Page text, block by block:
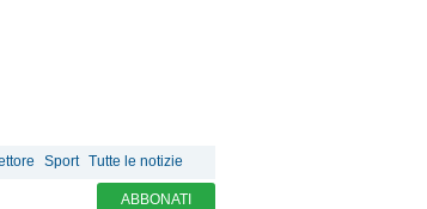
Sport Tutte le notizie
ABBONATI